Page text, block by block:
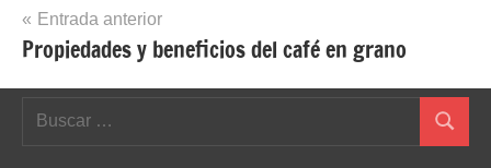
Navegación
de
entradas
Entrada anterior
Propiedades y beneficios del café en grano
Buscar